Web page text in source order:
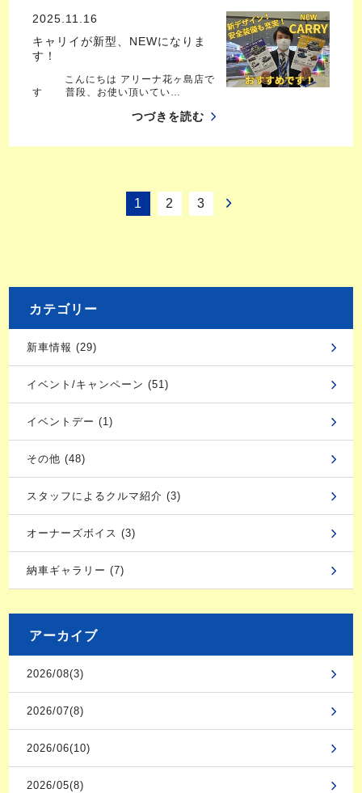
2025.11.16
キャリイが新型、NEWになりま
す！
こんにちは アリーナ花ヶ島店で
す 普段、お使い頂いてい…
つづきを読む
1 2 3
カテゴリー
新車情報 (29)
イベント/キャンペーン (51)
イベントデー (1)
その他 (48)
スタッフによるクルマ紹介 (3)
オーナーズボイス (3)
納車ギャラリー (7)
アーカイブ
2026/08(3)
2026/07(8)
2026/06(10)
2026/05(8)